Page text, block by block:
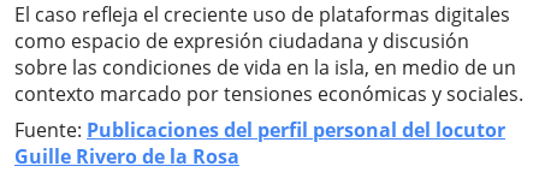
El caso refleja el creciente uso de plataformas digitales
como espacio de expresión ciudadana y discusión
sobre las condiciones de vida en la isla, en medio de un
contexto marcado por tensiones económicas y sociales.
Fuente: Publicaciones del perfil personal del locutor
Guille Rivero de la Rosa